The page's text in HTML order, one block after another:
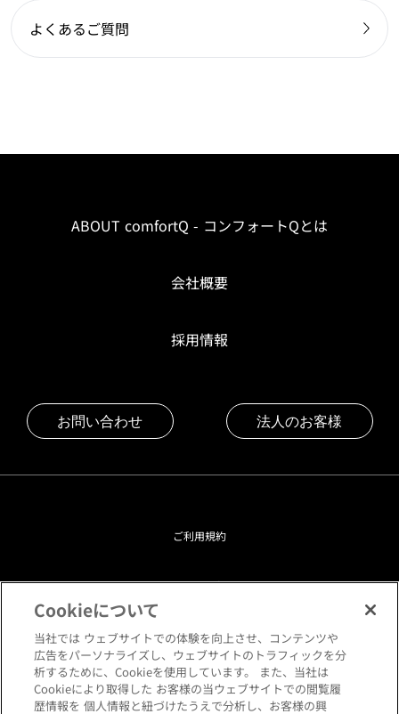
よくあるご質問
ABOUT comfortQ - コンフォートQとは
会社概要
採用情報
お問い合わせ 法人のお客様
ご利用規約
プライバシーポリシー
クッキーポリシー
閲覧環境について
Cookieについて
当社では ウェブサイトでの体験を向上させ、コンテンツや
広告をパーソナライズし、ウェブサイトのトラフィックを分
析するために、Cookieを使用しています。 また、当社は
Cookieにより取得した お客様の当ウェブサイトでの閲覧履
歴情報を 個人情報と紐づけたうえで分析し、お客様の興